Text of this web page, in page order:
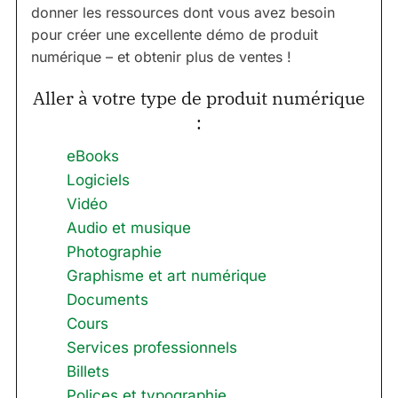
donner les ressources dont vous avez besoin
pour créer une excellente démo de produit
numérique – et obtenir plus de ventes !
Aller à votre type de produit numérique
:
eBooks
Logiciels
Vidéo
Audio et musique
Photographie
Graphisme et art numérique
Documents
Cours
Services professionnels
Billets